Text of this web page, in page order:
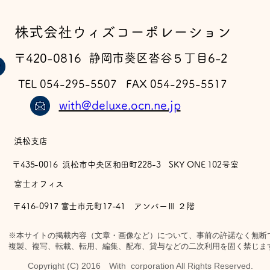
フェルゼン ドライ 完成
​株式会社ウィズコーポレーション
〒420-0816 静岡市葵区沓谷５丁目6-2
TEL 054-295-5507 FAX 054-295-5517
with@deluxe.ocn.ne.jp
浜松支店
〒435-0016 浜松市中央区和田町228-3 SKY ONE 102号室
​富士オフィス
〒416-0917 富士市元町17-41 アンバーⅢ ２階
※本サイトの掲載内容（文章・画像など）について、事前の許諾なく無断
複製、複写、転載、転用、編集、配布、貸与などの二次利用を固く禁じま
Copyright (C) 2016 With corporation All Rights Reserved.​